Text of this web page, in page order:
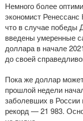
Немного более
экономист
что в случае победы
введены умеренные
доллара в начале
до своей
Пока же доллар
прошлой недели
заболевших в России
рекорд — 21 983.